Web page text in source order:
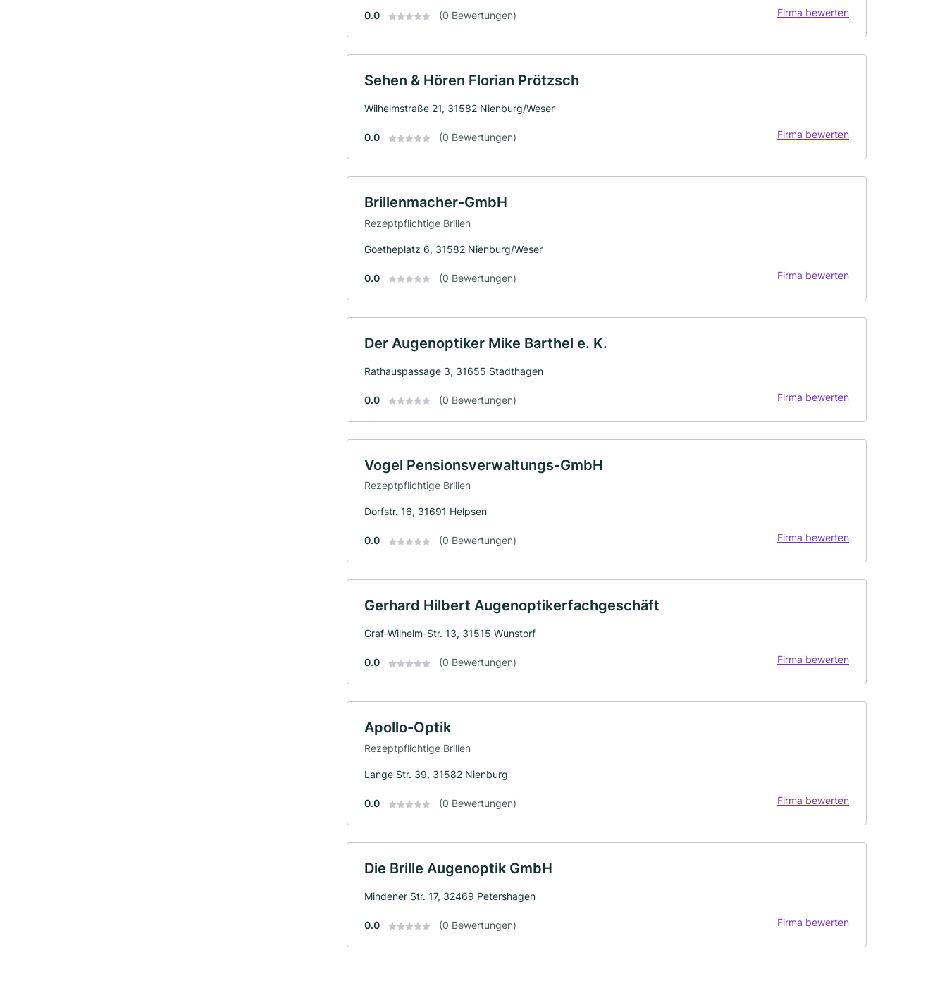
0.0 (0 Bewertungen) Firma bewerten
Sehen & Hören Florian Prötzsch
Wilhelmstraße 21, 31582 Nienburg/Weser
0.0 (0 Bewertungen) Firma bewerten
Brillenmacher-GmbH
Rezeptpflichtige Brillen
Goetheplatz 6, 31582 Nienburg/Weser
0.0 (0 Bewertungen) Firma bewerten
Der Augenoptiker Mike Barthel e. K.
Rathauspassage 3, 31655 Stadthagen
0.0 (0 Bewertungen) Firma bewerten
Vogel Pensionsverwaltungs-GmbH
Rezeptpflichtige Brillen
Dorfstr. 16, 31691 Helpsen
0.0 (0 Bewertungen) Firma bewerten
Gerhard Hilbert Augenoptikerfachgeschäft
Graf-Wilhelm-Str. 13, 31515 Wunstorf
0.0 (0 Bewertungen) Firma bewerten
Apollo-Optik
Rezeptpflichtige Brillen
Lange Str. 39, 31582 Nienburg
0.0 (0 Bewertungen) Firma bewerten
Die Brille Augenoptik GmbH
Mindener Str. 17, 32469 Petershagen
0.0 (0 Bewertungen) Firma bewerten